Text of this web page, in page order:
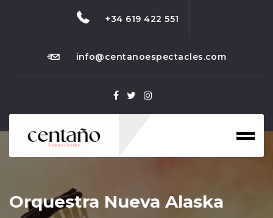
+34 619 422 551
info@centanoespectacles.com
Orquestra Nueva Alaska